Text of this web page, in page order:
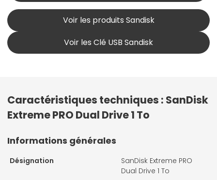
Voir les produits Sandisk
Voir les Clé USB Sandisk
Caractéristiques techniques : SanDisk
Extreme PRO Dual Drive 1 To
Informations générales
Désignation
SanDisk Extreme PRO
Dual Drive 1 To